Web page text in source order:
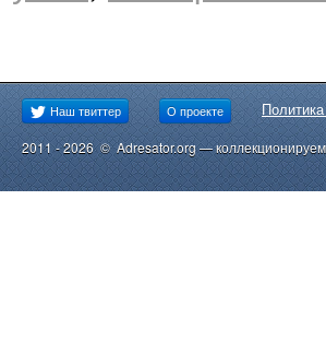
Наш твиттер О проекте
2011 - 2026 © Adresator.org —